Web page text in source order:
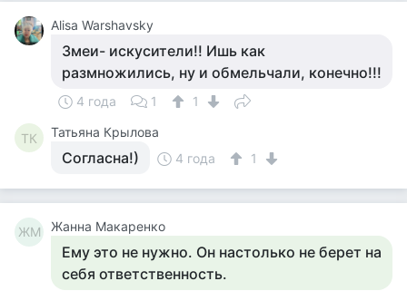
Alisa Warshavsky
Змеи- искусители!! Ишь как
размножились, ну и обмельчали, конечно!!!
4 года 1 1
ТК Татьяна Крылова
Согласна!) 4 года 1
ЖМ Жанна Макаренко
Ему это не нужно. Он настолько не берет на
себя ответственность.